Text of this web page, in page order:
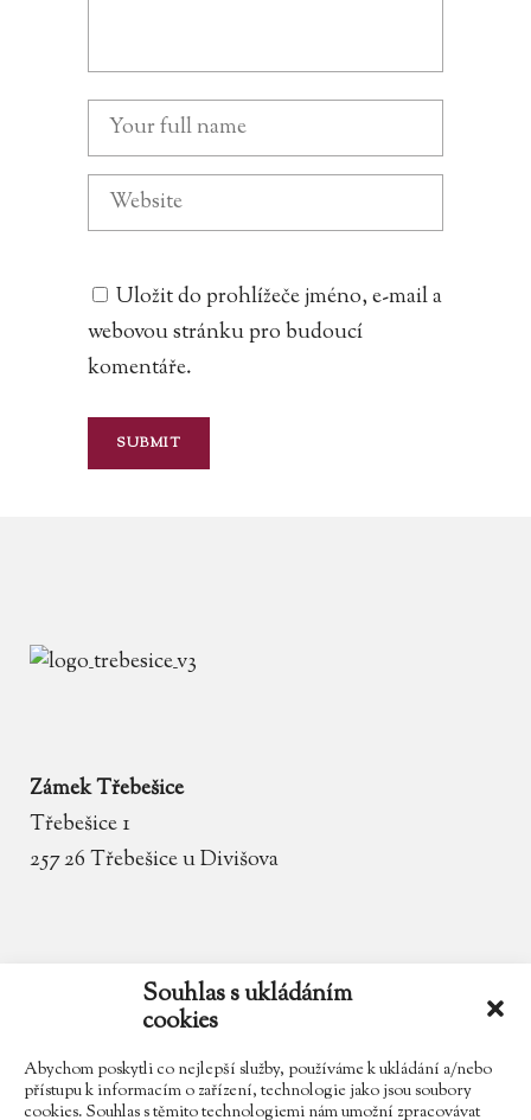
Souhlas s ukládáním
cookies
Abychom poskytli co nejlepší služby, používáme k ukládání a/nebo
přístupu k informacím o zařízení, technologie jako jsou soubory
cookies. Souhlas s těmito technologiemi nám umožní zpracovávat
Uložit do prohlížeče jméno, e-mail a
webovou stránku pro budoucí
komentáře.
Zámek Třebešice
Třebešice 1
257 26 Třebešice u Divišova
zamek.trebesice@volny.cz
602 354 467